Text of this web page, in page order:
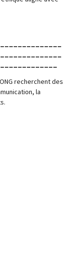
recherchent des
la